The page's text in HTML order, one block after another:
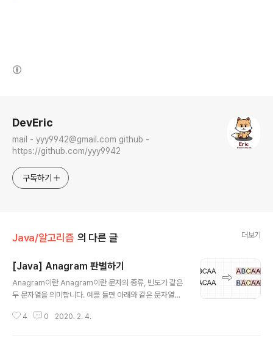
DevEric
mail - yyy9942@gmail.com github -
https://github.com/yyy9942
구독하기
Java/알고리즘 의 다른 글 더보기
[Java] Anagram 판별하기
Anagram이란 Anagram이란 문자의 종류, 빈도가 같은
두 문자열을 의미합니다. 예를 들면 아래와 같은 문자열은
obob 두 문자열이 Anagram인지 판별하기 위해서 저는
4 0 2020. 2. 4.